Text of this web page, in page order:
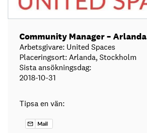
Community Manager – Arlanda
Arbetsgivare: United Spaces
Placeringsort: Arlanda, Stockholm
Sista ansökningsdag:
2018-10-31
Tipsa en vän: